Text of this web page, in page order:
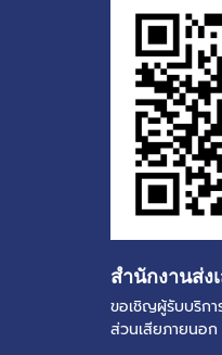
สำนักงานส่ง
ขอเชิญผู้รับบริก
ส่วนเสียภายนอก